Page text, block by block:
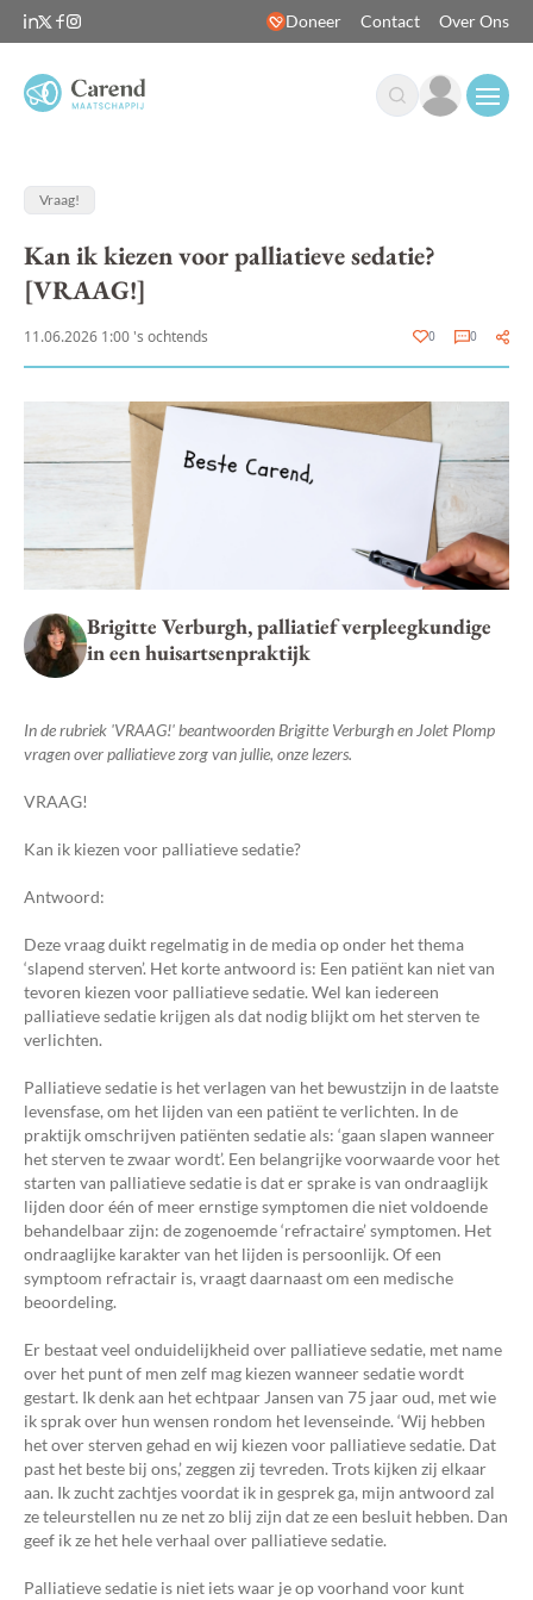
Doneer Contact Over Ons
Vraag!
Kan ik kiezen voor palliatieve sedatie?
[VRAAG!]
11.06.2026 1:00 's ochtends 0 0
Brigitte Verburgh, palliatief verpleegkundige
in een huisartsenpraktijk
In de rubriek 'VRAAG!' beantwoorden Brigitte Verburgh en Jolet Plomp
vragen over palliatieve zorg van jullie, onze lezers.
VRAAG!
Kan ik kiezen voor palliatieve sedatie?
Antwoord:
Deze vraag duikt regelmatig in de media op onder het thema
‘slapend sterven’. Het korte antwoord is: Een patiënt kan niet van
tevoren kiezen voor palliatieve sedatie. Wel kan iedereen
palliatieve sedatie krijgen als dat nodig blijkt om het sterven te
verlichten.
Palliatieve sedatie is het verlagen van het bewustzijn in de laatste
levensfase, om het lijden van een patiënt te verlichten. In de
praktijk omschrijven patiënten sedatie als: ‘gaan slapen wanneer
het sterven te zwaar wordt’. Een belangrijke voorwaarde voor het
starten van palliatieve sedatie is dat er sprake is van ondraaglijk
lijden door één of meer ernstige symptomen die niet voldoende
behandelbaar zijn: de zogenoemde ‘refractaire’ symptomen. Het
ondraaglijke karakter van het lijden is persoonlijk. Of een
symptoom refractair is, vraagt daarnaast om een medische
beoordeling.
Er bestaat veel onduidelijkheid over palliatieve sedatie, met name
over het punt of men zelf mag kiezen wanneer sedatie wordt
gestart. Ik denk aan het echtpaar Jansen van 75 jaar oud, met wie
ik sprak over hun wensen rondom het levenseinde. ‘Wij hebben
het over sterven gehad en wij kiezen voor palliatieve sedatie. Dat
past het beste bij ons,’ zeggen zij tevreden. Trots kijken zij elkaar
aan. Ik zucht zachtjes voordat ik in gesprek ga, mijn antwoord zal
ze teleurstellen nu ze net zo blij zijn dat ze een besluit hebben. Dan
geef ik ze het hele verhaal over palliatieve sedatie.
Palliatieve sedatie is niet iets waar je op voorhand voor kunt